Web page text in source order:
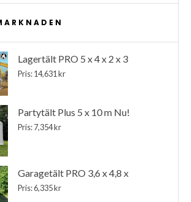
Lagertält PRO 5 x 4 x 2 x 3
Pris: 14,631 kr
Partytält Plus 5 x 10 m Nu!
Pris: 7,354 kr
Garagetält PRO 3,6 x 4,8 x
Pris: 6,335 kr